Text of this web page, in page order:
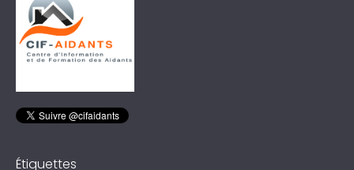
Étiquettes